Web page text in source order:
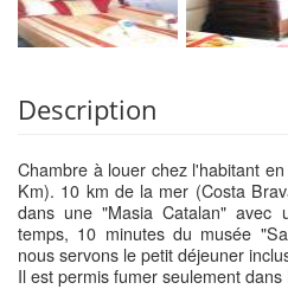
Description
Chambre à louer chez l'habitant
Km). 10 km de la mer (Costa
dans une "Masia Catalan"
temps, 10 minutes du musée
nous servons le petit déjeuner
Il est permis fumer seulement dans